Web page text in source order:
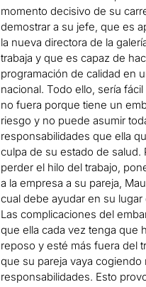
momento decisivo de su
demostrar a su jefe, que es
la nueva directora de la
trabaja y que es capaz de
programación de calidad en
nacional. Todo ello, sería fácil
no fuera porque tiene un
riesgo y no puede asumir
responsabilidades que ella
culpa de su estado de salud.
perder el hilo del trabajo,
a la empresa a su pareja,
cual debe ayudar en su lugar
Las complicaciones del
que ella cada vez tenga que
reposo y esté más fuera del
que su pareja vaya cogiendo
responsabilidades. Esto